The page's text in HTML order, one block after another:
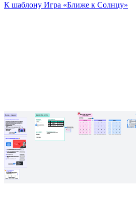
К шаблону Игра «Ближе к Солнцу»